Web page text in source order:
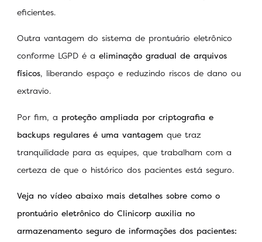
eficientes.
Outra vantagem do sistema de prontuário eletrônico
conforme LGPD é a eliminação gradual de arquivos
físicos, liberando espaço e reduzindo riscos de dano ou
extravio.
Por fim, a proteção ampliada por criptografia e
backups regulares é uma vantagem que traz
tranquilidade para as equipes, que trabalham com a
certeza de que o histórico dos pacientes está seguro.
Veja no vídeo abaixo mais detalhes sobre como o
prontuário eletrônico do Clinicorp auxilia no
armazenamento seguro de informações dos pacientes: